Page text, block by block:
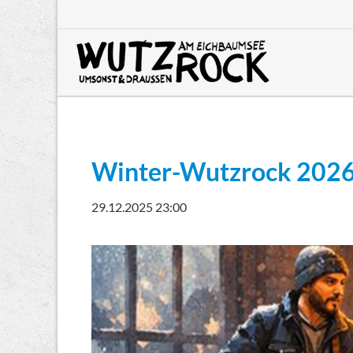
Winter-Wutzrock
29.12.2025 23:00